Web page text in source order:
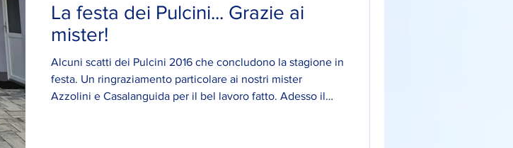
La festa dei Pulcini... Grazie ai
mister!
Alcuni scatti dei Pulcini 2016 che concludono la stagione in
festa. Un ringraziamento particolare ai nostri mister
Azzolini e Casalanguida per il bel lavoro fatto. Adesso il